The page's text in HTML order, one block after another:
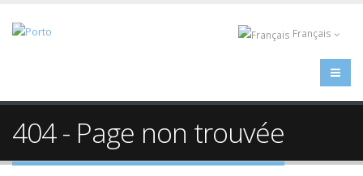
Français
404 - Page non trouvée